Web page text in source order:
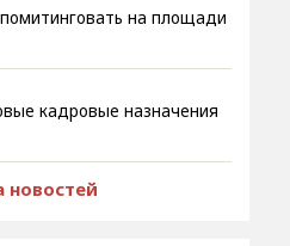
на площади
кадровые назначения
новостей